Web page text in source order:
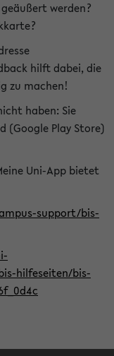
werden?
hilft dabei, die
zu machen!
haben: Sie
(Google Play Store)
Uni-App bietet
support/bis-
hilfeseiten/bis-